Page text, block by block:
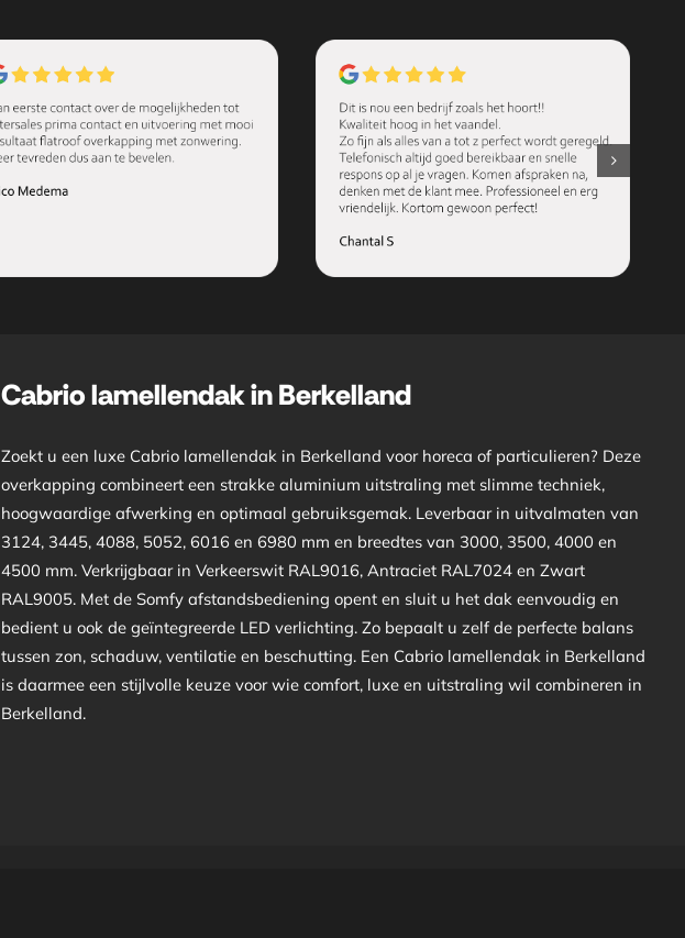
Cabrio lamellendak in Berkelland
Zoekt u een luxe Cabrio lamellendak in Berkelland voor horeca of particulieren? Deze
overkapping combineert een strakke aluminium uitstraling met slimme techniek,
hoogwaardige afwerking en optimaal gebruiksgemak. Leverbaar in uitvalmaten van
3124, 3445, 4088, 5052, 6016 en 6980 mm en breedtes van 3000, 3500, 4000 en
4500 mm. Verkrijgbaar in Verkeerswit RAL9016, Antraciet RAL7024 en Zwart
RAL9005. Met de Somfy afstandsbediening opent en sluit u het dak eenvoudig en
bedient u ook de geïntegreerde LED verlichting. Zo bepaalt u zelf de perfecte balans
tussen zon, schaduw, ventilatie en beschutting. Een Cabrio lamellendak in Berkelland
is daarmee een stijlvolle keuze voor wie comfort, luxe en uitstraling wil combineren in
Berkelland.